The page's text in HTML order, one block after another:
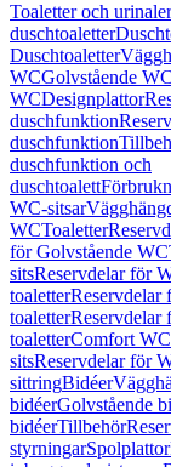
Toaletter och urinaler
duschtoaletter
Duschtoaletter
WCGolvstående WC
WCDesignplattor
duschfunktion
duschfunktion
duschfunktion och
duschtoalett
WC-sitsar
WCToaletter
för Golvstående WC
sitsReservdelar för
toaletterReservdelar
toaletterReservdelar
toaletterComfort
sitsReservdelar för
sittringBidéer
bidéerGolvstående
bidéerTillbehör
styrningarSpolplattor